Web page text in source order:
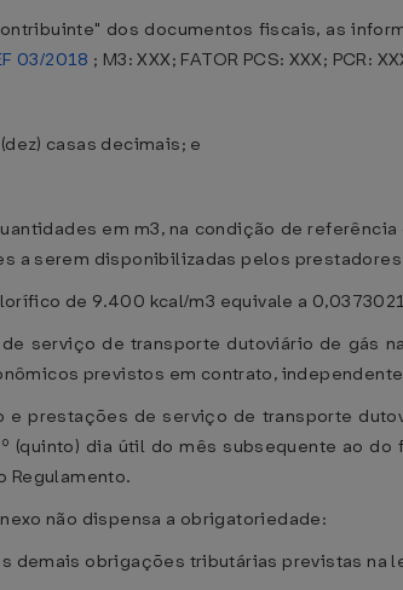
dos documentos fiscais, as
03/2018 ; M3: XXX; FATOR PCS: XXX; PCR:
casas decimais; e
em m3, na condição de
a serem disponibilizadas pelos
de 9.400 kcal/m3 equivale a
serviço de transporte dutoviário de gás
previstos em contrato,
prestações de serviço de transporte
dia útil do mês subsequente ao
Regulamento.
não dispensa a obrigatoriedade:
demais obrigações tributárias previstas na